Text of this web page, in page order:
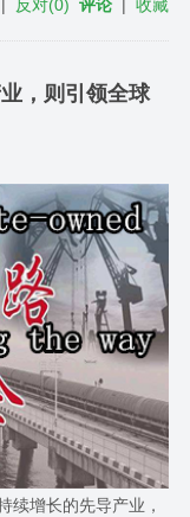
反对(0) 评论 |收藏
，则引领全球
续增长的先导产业，